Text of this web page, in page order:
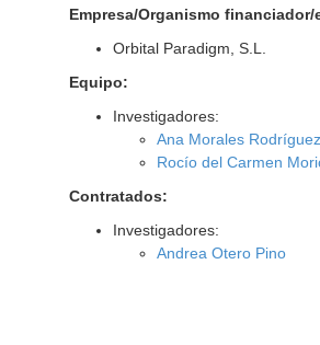
Empresa/Organismo financiador/
Orbital Paradigm, S.L.
Equipo:
Investigadores:
Ana Morales Rodríguez
Rocío del Carmen
Contratados:
Investigadores:
Andrea Otero Pino